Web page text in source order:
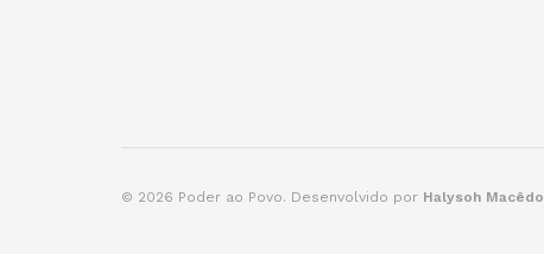
© 2026 Poder ao Povo. Desenvolvido por Halysoh Macêdo